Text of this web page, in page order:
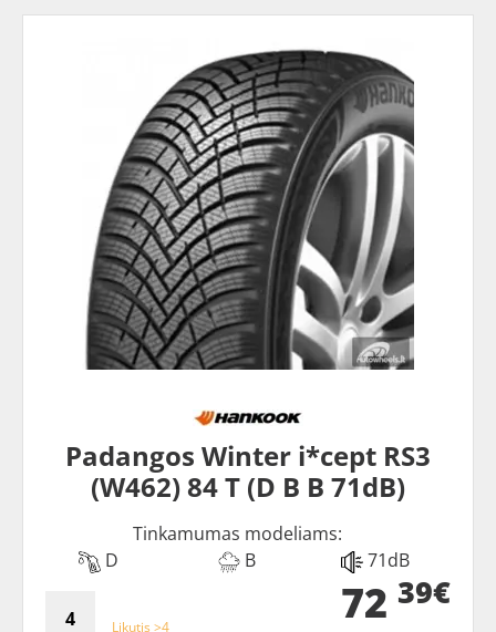
Padangos Winter i*cept RS3
(W462) 84 T (D B B 71dB)
Tinkamumas modeliams:
D
B 71dB
Likutis >4 72 39€